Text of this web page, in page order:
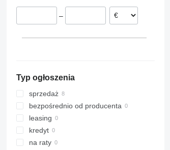
Dania
Belgia
–
Typ ogłoszenia
sprzedaż
bezpośrednio od producenta
leasing
kredyt
na raty